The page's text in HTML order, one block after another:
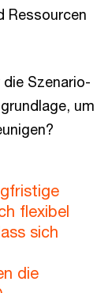
Ressourcen
Szenario-
um
flexibel
sich
die